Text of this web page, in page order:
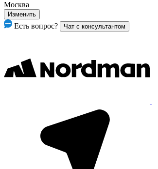
Москва
Изменить
Есть вопрос? Чат с консультантом